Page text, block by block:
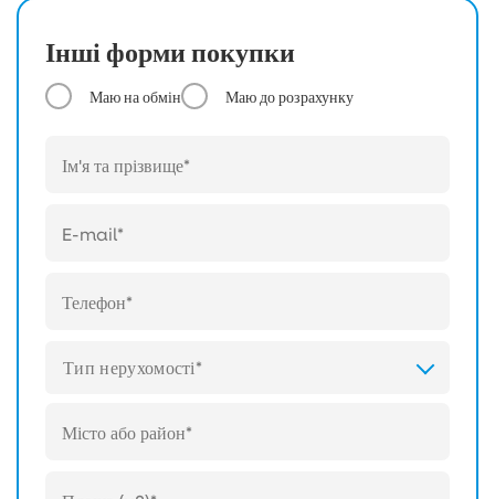
Інші форми покупки
Маю на обмін Маю до розрахунку
Тип нерухомості*